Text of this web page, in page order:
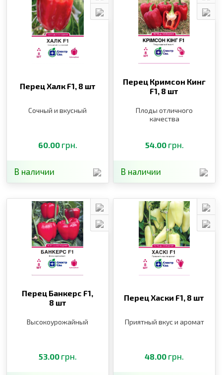
Перец Халк F1, 8 шт
Сочный и вкусный
60.00 грн.
В наличии
Перец Кримсон Кинг
F1, 8 шт
Плоды отличного
качества
54.00 грн.
В наличии
Перец Банкерс F1,
8 шт
Высокоурожайный
53.00 грн.
Перец Хаски F1, 8 шт
Приятный вкус и аромат
48.00 грн.